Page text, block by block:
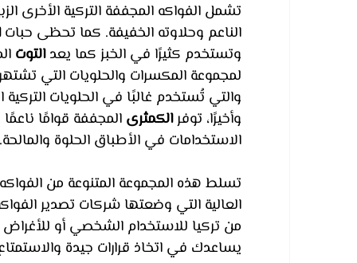
تشمل الفواكه المجففة التركية الأخرى
الناعم وحلاوته الخفيفة. كما تحظى حبات
وتستخدم كثيرًا في الخبز كما يعد التوت
لمجموعة المكسرات والحلويات التي
والتي تُستخدم غالبًا في الحلويات
وأخيرًا، توفر الكمثرى المجففة قوامًا
الاستخدامات في الأطباق الحلوة والمالحة.
تسلط هذه المجموعة المتنوعة من الفواكه
العالية التي وضعتها شركات تصدير
من تركيا للاستخدام الشخصي أو للأغراض
يساعدك في اتخاذ قرارات جيدة